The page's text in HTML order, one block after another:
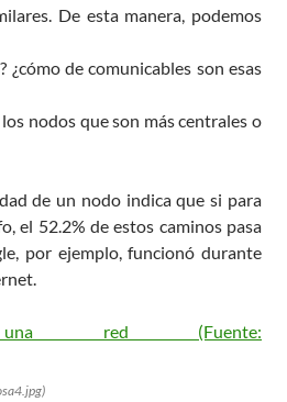
De esta manera, podemos
¿cómo de comunicables son esas
nodos que son más centrales o
de un nodo indica que si para
el 52.2% de estos caminos pasa
por ejemplo, funcionó durante